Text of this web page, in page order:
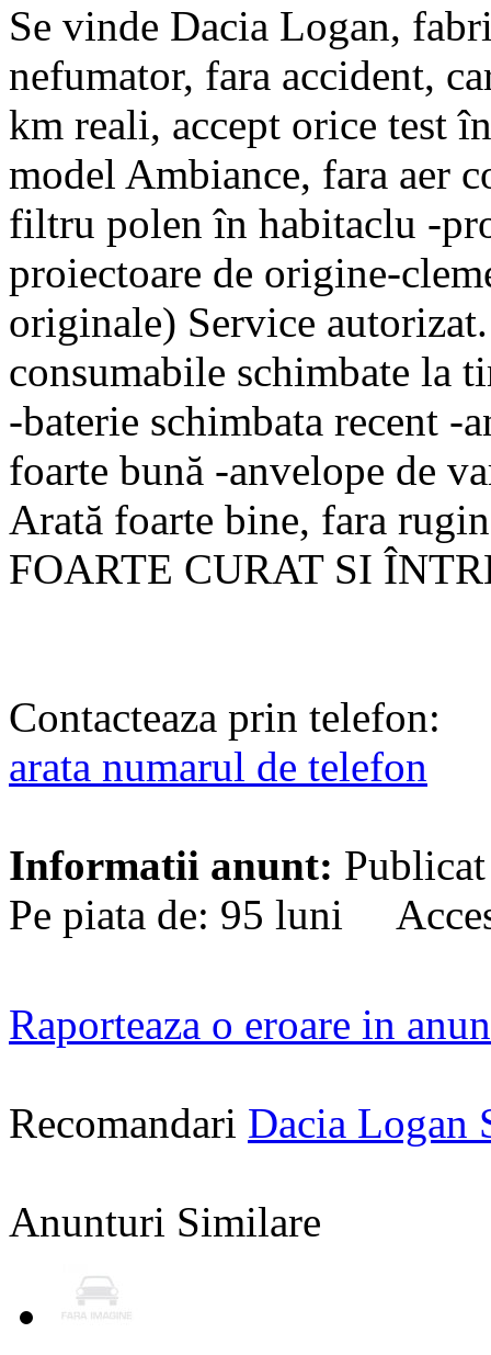
Se vinde Dacia Logan,
nefumator, fara accident,
km reali, accept orice test
model Ambiance, fara aer
filtru polen în habitaclu -
proiectoare de origine-
originale) Service
consumabile schimbate la
-baterie schimbata recent -
foarte bună -anvelope de
Arată foarte bine, fara
FOARTE CURAT SI
Contacteaza prin telefon:
arata numarul de telefon
Informatii anunt:
Pe piata de: 95 luni
Raporteaza o eroare in
Recomandari Dacia Logan
Anunturi Similare